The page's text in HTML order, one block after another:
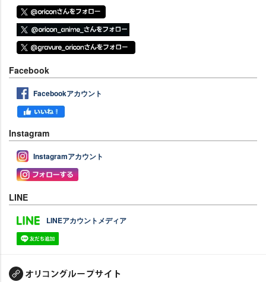
Facebook
Facebookアカウント
Instagram
Instagramアカウント
LINE
LINEアカウントメディア